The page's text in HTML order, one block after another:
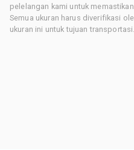
pelelangan kami untuk
Semua ukuran harus diverifikasi
ukuran ini untuk tujuan transportasi.